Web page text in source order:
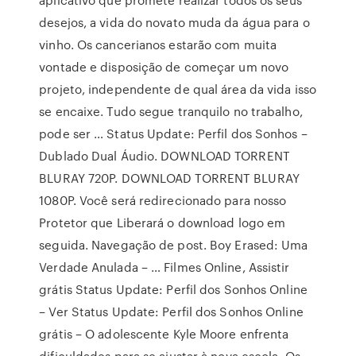
desejos, a vida do novato muda da água para o
vinho. Os cancerianos estarão com muita
vontade e disposição de começar um novo
projeto, independente de qual área da vida isso
se encaixe. Tudo segue tranquilo no trabalho,
pode ser … Status Update: Perfil dos Sonhos –
Dublado Dual Áudio. DOWNLOAD TORRENT
BLURAY 720P. DOWNLOAD TORRENT BLURAY
1080P. Você será redirecionado para nosso
Protetor que Liberará o download logo em
seguida. Navegação de post. Boy Erased: Uma
Verdade Anulada – … Filmes Online, Assistir
grátis Status Update: Perfil dos Sonhos Online
– Ver Status Update: Perfil dos Sonhos Online
grátis – O adolescente Kyle Moore enfrenta